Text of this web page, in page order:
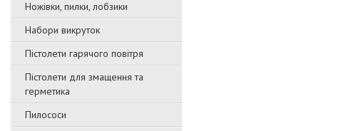
Ножівки, пилки, лобзики
Набори викруток
Пістолети гарячого повітря
Пістолети для змащення та
герметика
Пилососи